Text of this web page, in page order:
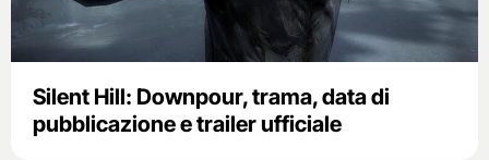
Silent Hill: Downpour, trama, data di
pubblicazione e trailer ufficiale